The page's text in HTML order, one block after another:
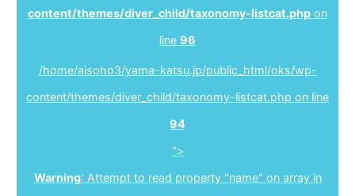
content/themes/diver_child/taxonomy-listcat.php on
line 96
/home/aisoho3/yama-katsu.jp/public_html/oks/wp-
content/themes/diver_child/taxonomy-listcat.php on line
94
">
Warning: Attempt to read property "name" on array in